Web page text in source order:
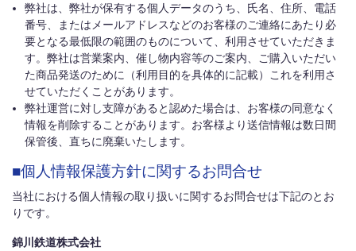
弊社は、弊社が保有する個人データのうち、氏名、住所、電話
番号、またはメールアドレスなどのお客様のご連絡にあたり必
要となる最低限の範囲のものについて、利用させていただきま
す。弊社は営業案内、催し物内容等のご案内、ご購入いただい
た商品発送のために（利用目的を具体的に記載）これを利用さ
せていただくことがあります。
弊社運営に対し支障があると認めた場合は、お客様の同意なく
情報を削除することがあります。お客様より送信情報は数日間
保管後、直ちに廃棄いたします。
■個人情報保護方針に関するお問合せ
当社における個人情報の取り扱いに関するお問合せは下記のとお
りです。
錦川鉄道株式会社